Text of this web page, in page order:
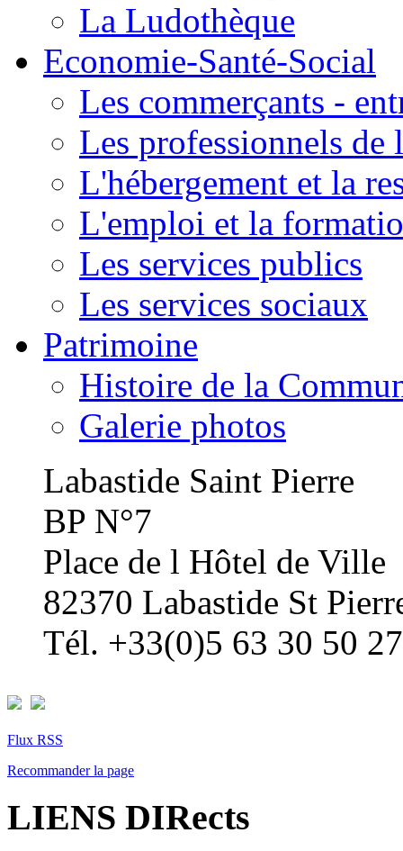
La Ludothèque
Economie-Santé-Social
Les commerçants -
Les professionnels de
L'hébergement et la
L'emploi et la
Les services publics
Les services sociaux
Patrimoine
Histoire de la
Galerie photos
Labastide Saint Pierre
BP N°7
Place de l Hôtel de Ville
82370 Labastide St
Tél. +33(0)5 63 30 50 27
Flux RSS
Recommander la page
LIENS DIRects